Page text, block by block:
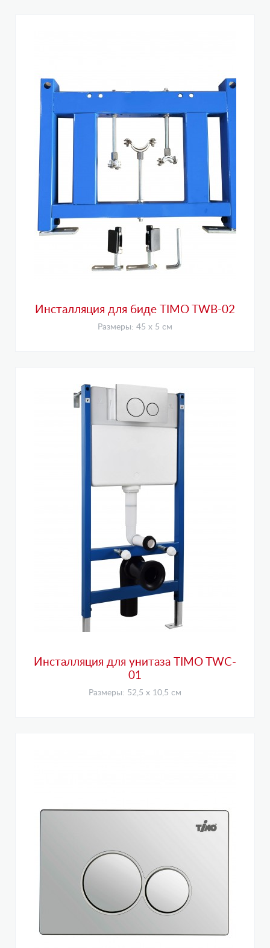
Инсталляция для биде TIMO TWB-02
Размеры: 45 х 5 см
Инсталляция для унитаза TIMO TWC-
01
Размеры: 52,5 х 10,5 см